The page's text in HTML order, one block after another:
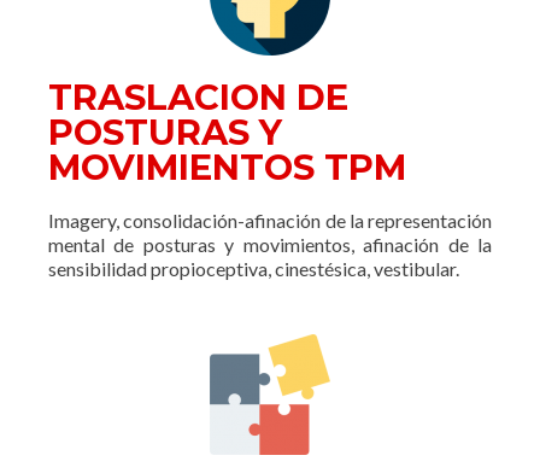
TRASLACION DE
POSTURAS Y
MOVIMIENTOS TPM
Imagery, consolidación-afinación de la representación
mental de posturas y movimientos, afinación de la
sensibilidad propioceptiva, cinestésica, vestibular.